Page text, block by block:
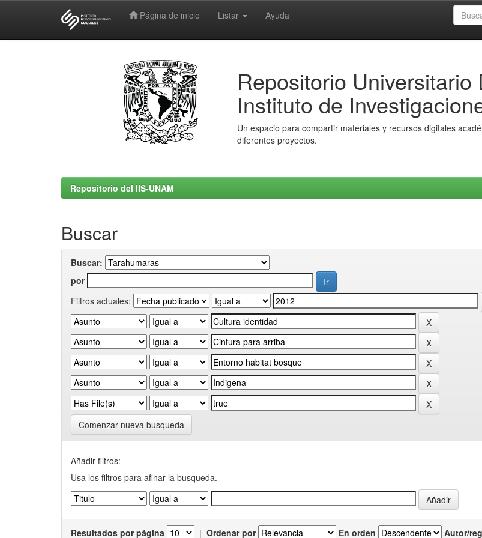
Página de inicio Listar Ayuda
Repositorio Universitario
Instituto de
Un espacio para compartir materiales y recursos digitales
diferentes proyectos.
Repositorio del IIS-UNAM
Buscar
Buscar:
por
Filtros actuales:
Comenzar nueva busqueda
Añadir filtros:
Usa los filtros para afinar la busqueda.
Resultados por página | Ordenar por En orden Autor/